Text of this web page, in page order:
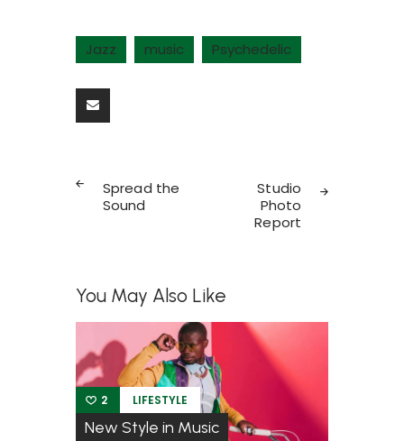
Jazz music Psychedelic
de
Post
POST
Spread the
Sound
POST
Studio
Photo
Report
You May Also Like
2 LIFESTYLE
New Style in Music